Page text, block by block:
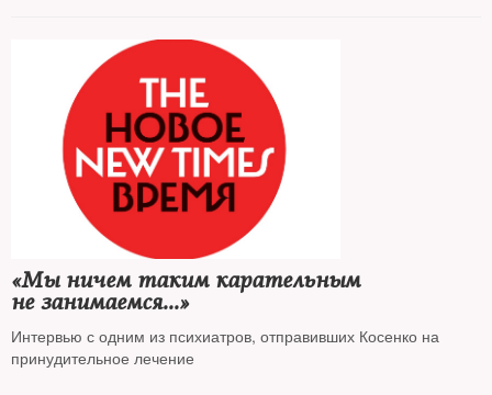
«Мы ничем таким карательным
не занимаемся...»
Интервью с одним из психиатров, отправивших Косенко на
принудительное лечение